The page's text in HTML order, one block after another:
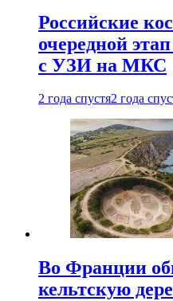
Российские
очередной
с УЗИ на МКС
2 года спустя2 года
Во Франции
кельтскую